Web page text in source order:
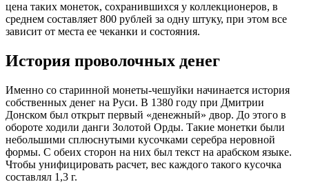
цена таких монеток, сохранившихся у коллекционеров, в
среднем составляет 800 рублей за одну штуку, при этом все
зависит от места ее чеканки и состояния.
История проволочных денег
Именно со старинной монеты-чешуйки начинается история
собственных денег на Руси. В 1380 году при Дмитрии
Донском был открыт первый «денежный» двор. До этого в
обороте ходили данги Золотой Орды. Такие монетки были
небольшими сплюснутыми кусочками серебра неровной
формы. С обеих сторон на них был текст на арабском языке.
Чтобы унифицировать расчет, вес каждого такого кусочка
составлял 1,3 г.